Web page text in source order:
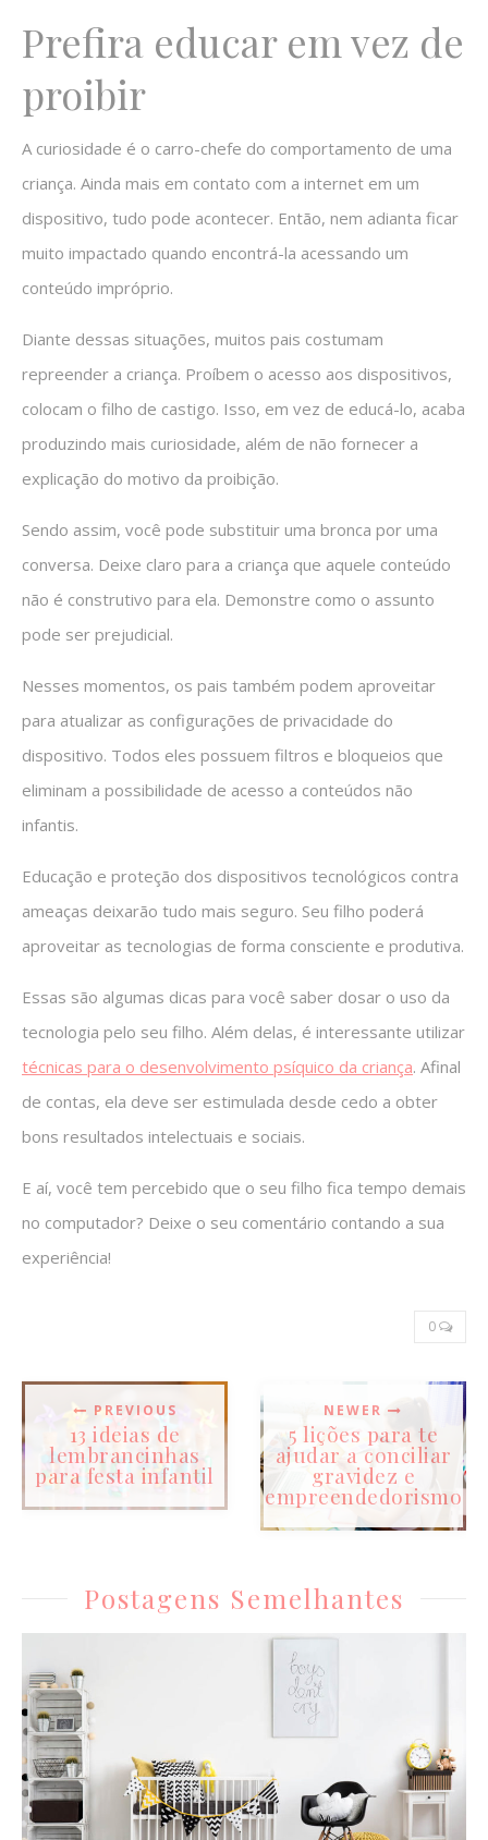
Prefira educar em vez de
proibir
A curiosidade é o carro-chefe do comportamento de uma
criança. Ainda mais em contato com a internet em um
dispositivo, tudo pode acontecer. Então, nem adianta ficar
muito impactado quando encontrá-la acessando um
conteúdo impróprio.
Diante dessas situações, muitos pais costumam
repreender a criança. Proíbem o acesso aos dispositivos,
colocam o filho de castigo. Isso, em vez de educá-lo, acaba
produzindo mais curiosidade, além de não fornecer a
explicação do motivo da proibição.
Sendo assim, você pode substituir uma bronca por uma
conversa. Deixe claro para a criança que aquele conteúdo
não é construtivo para ela. Demonstre como o assunto
pode ser prejudicial.
Nesses momentos, os pais também podem aproveitar
para atualizar as configurações de privacidade do
dispositivo. Todos eles possuem filtros e bloqueios que
eliminam a possibilidade de acesso a conteúdos não
infantis.
Educação e proteção dos dispositivos tecnológicos contra
ameaças deixarão tudo mais seguro. Seu filho poderá
aproveitar as tecnologias de forma consciente e produtiva.
Essas são algumas dicas para você saber dosar o uso da
tecnologia pelo seu filho. Além delas, é interessante utilizar
técnicas para o desenvolvimento psíquico da criança. Afinal
de contas, ela deve ser estimulada desde cedo a obter
bons resultados intelectuais e sociais.
E aí, você tem percebido que o seu filho fica tempo demais
no computador? Deixe o seu comentário contando a sua
experiência!
0
PREVIOUS
13 ideias de
lembrancinhas
para festa infantil
NEWER
5 lições para te
ajudar a conciliar
gravidez e
empreendedorismo
Postagens Semelhantes